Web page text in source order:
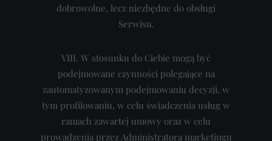
dobrowolne, lecz niezbędne do obsługi
Serwisu.
VIII. W stosunku do Ciebie mogą być
podejmowane czynności polegające na
zautomatyzowanym podejmowaniu decyzji, w
tym profilowaniu, w celu świadczenia usług w
ramach zawartej umowy oraz w celu
prowadzenia przez Administratora marketingu